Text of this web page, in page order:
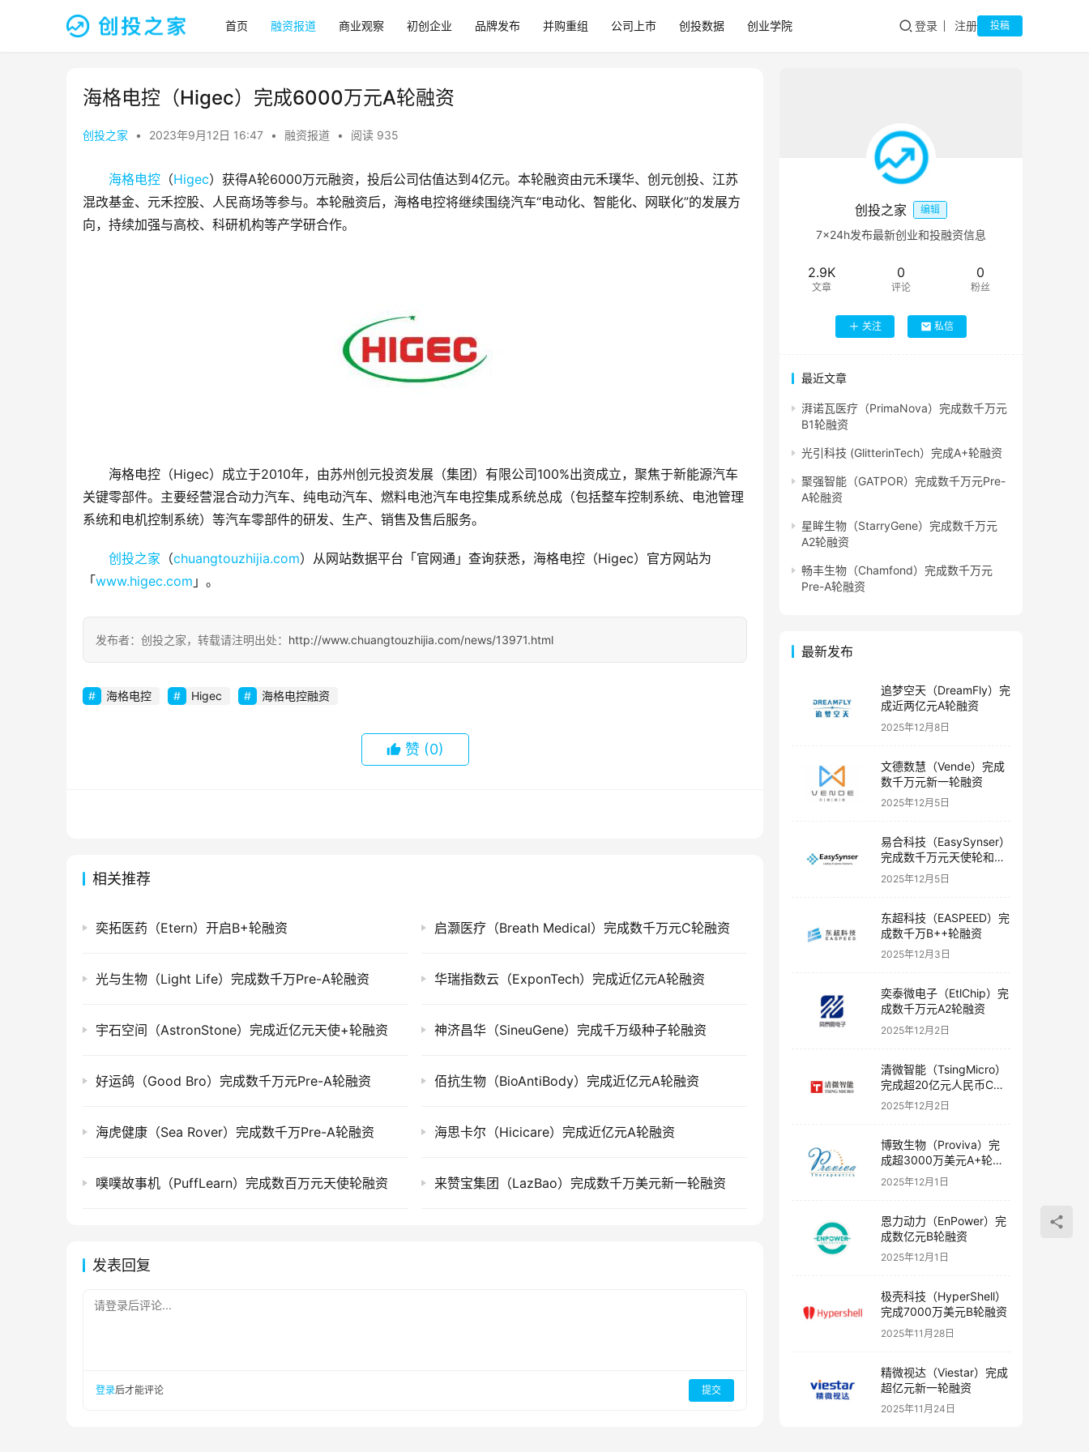
首页 融资报道 商业观察 初创企业 品牌发布 并购重组 公司上市 创投数据 创业学院 登录 注册 投稿
海格电控（Higec）完成6000万元A轮融资
创投之家 • 2023年9月12日 16:47 • 融资报道 • 阅读 935
海格电控 （Higec）获得A轮6000万元融资，投后公司估值达到4亿元。本轮融资由元禾璞华、创元创投、江苏
混改基金、元禾控股、人民商场等参与。本轮融资后，海格电控将继续围绕汽车“电动化、智能化、网联化”的发展方
向，持续加强与高校、科研机构等产学研合作。
海格电控（Higec）成立于2010年，由苏州创元投资发展（集团）有限公司100%出资成立，聚焦于新能源汽车
关键零部件。主要经营混合动力汽车、纯电动汽车、燃料电池汽车电控集成系统总成（包括整车控制系统、电池管理
系统和电机控制系统）等汽车零部件的研发、生产、销售及售后服务。
创投之家 （chuangtouzhijia.com）从网站数据平台「官网通」查询获悉，海格电控（Higec）官方网站为
「www.higec.com 」。
发布者：创投之家，转载请注明出处： http://www.chuangtouzhijia.com/news/13971.html
海格电控 Higec 海格电控融资
赞 (0)
相关推荐
奕拓医药（Etern）开启B+轮融资 启灏医疗（Breath Medical）完成数千万元C轮融资
光与生物（Light Life）完成数千万Pre-A轮融资 华瑞指数云（ExponTech）完成近亿元A轮融资
宇石空间（AstronStone）完成近亿元天使+轮融资 神济昌华（SineuGene）完成千万级种子轮融资
好运鸽（Good Bro）完成数千万元Pre-A轮融资 佰抗生物（BioAntiBody）完成近亿元A轮融资
海虎健康（Sea Rover）完成数千万Pre-A轮融资 海思卡尔（Hicicare）完成近亿元A轮融资
噗噗故事机（PuffLearn）完成数百万元天使轮融资 来赞宝集团（LazBao）完成数千万美元新一轮融资
发表回复
请登录后评论...
登录后才能评论 提交
创投之家 编辑
7×24h发布最新创业和投融资信息
2.9K
文章
0
评论
0
粉丝
关注 私信
最近文章
湃诺瓦医疗（PrimaNova）完成数千万元
B1轮融资
光引科技 (GlitterinTech）完成A+轮融资
聚强智能（GATPOR）完成数千万元Pre-
A轮融资
星眸生物（StarryGene）完成数千万元
A2轮融资
畅丰生物（Chamfond）完成数千万元
Pre-A轮融资
最新发布
追梦空天（DreamFly）完
成近两亿元A轮融资
2025年12月8日
文德数慧（Vende）完成
数千万元新一轮融资
2025年12月5日
易合科技（EasySynser）
完成数千万元天使轮和天
使+轮融资
2025年12月5日
东超科技（EASPEED）完
成数千万B++轮融资
2025年12月3日
奕泰微电子（EtlChip）完
成数千万元A2轮融资
2025年12月2日
清微智能（TsingMicro）
完成超20亿元人民币C轮
融资
2025年12月2日
博致生物（Proviva）完
成超3000万美元A+轮融
资
2025年12月1日
恩力动力（EnPower）完
成数亿元B轮融资
2025年12月1日
极壳科技（HyperShell）
完成7000万美元B轮融资
2025年11月28日
精微视达（Viestar）完成
超亿元新一轮融资
2025年11月24日